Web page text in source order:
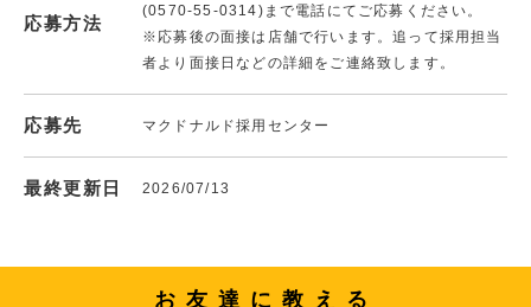
応募方法
(0570-55-0314)まで電話にてご応募ください。
※応募後の面接は店舗で行います。追って採用担当
者より面接日などの詳細をご連絡致します。
応募先 マクドナルド採用センター
最終更新日 2026/07/13
お友達に教える